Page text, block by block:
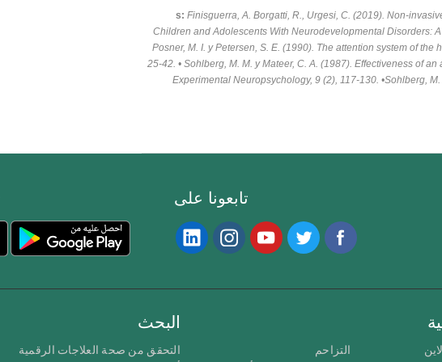
Finisguerra, A. Borgatti, R., Urgesi, C. (2019). Non-
Children and Adolescents With Neurodevelopmental Disorders:
Posner, M. I. y Petersen, S. E. (1990). The attention system of
25-42. • Sohlberg, M. M. y Mateer, C. A. (1987). Effectiveness of
Experimental Neuropsychology, 9 (2), 117-130. •Sohlberg,
تابعونا على
البحث
التحقق من صحة العلاجات الرقمية
التزاحم